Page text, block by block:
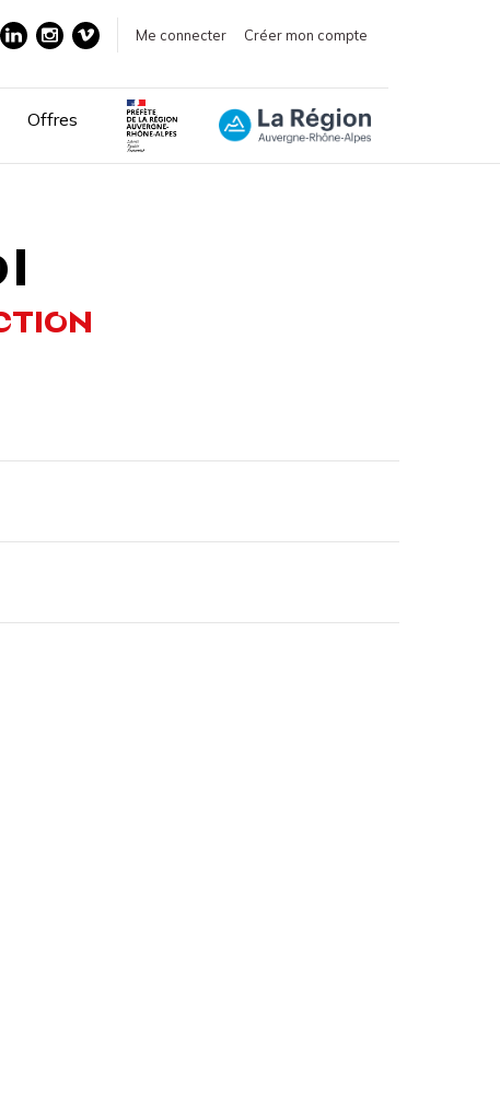
Me connecter Créer mon compte
Offres